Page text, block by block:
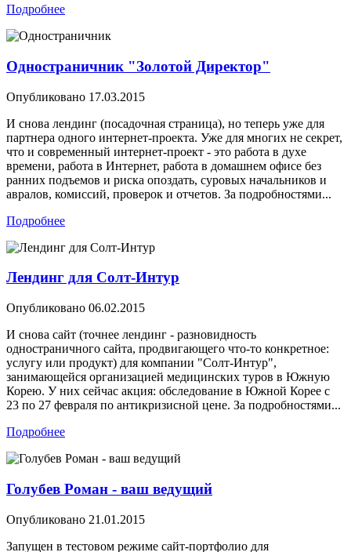
Подробнее
Одностраничник "Золотой Директор"
Опубликовано 17.03.2015
И снова лендинг (посадочная страница), но теперь уже для
партнера одного интернет-проекта. Уже для многих не секрет,
что и современный интернет-проект - это работа в духе
времени, работа в Интернет, работа в домашнем офисе без
ранних подъемов и риска опоздать, суровых начальников и
авралов, комиссий, проверок и отчетов. За подробностями...
Подробнее
Лендинг для Солт-Интур
Опубликовано 06.02.2015
И снова сайт (точнее лендинг - разновидность
одностраничного сайта, продвигающего что-то конкретное:
услугу или продукт) для компании "Солт-Интур",
занимающейся организацией медицинских туров в Южную
Корею. У них сейчас акция: обследование в Южной Корее с
23 по 27 февраля по антикризисной цене. За подробностями...
Подробнее
Голубев Роман - ваш ведущий
Опубликовано 21.01.2015
Запущен в тестовом режиме сайт-портфолио для